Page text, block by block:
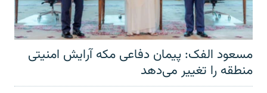
مسعود الفک: پیمان دفاعی مکه آرایش امنیتی
منطقه را تغییر می‌دهد